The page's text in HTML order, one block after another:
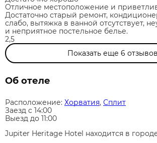
Отличное местоположение и
Достаточно старый ремонт,
слабо, вытяжка в ванной отсутствует,
и неприятное постельное белье.
2,5
Показать еще 6 отзывов
Об отеле
Расположение: Хорватия, Сплит
Заезд c 14:00
Выезд до 11:00
Jupiter Heritage Hotel находится в